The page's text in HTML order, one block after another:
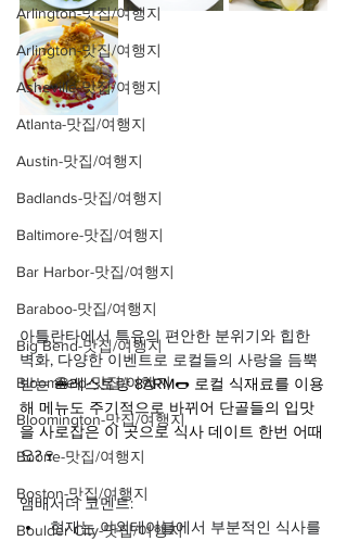
Arlington-맛집/여행지
Arlington-맛집/여행지
Asheville-맛집/여행지
Atlanta-맛집/여행지
Austin-맛집/여행지
Badlands-맛집/여행지
Baltimore-맛집/여행지
Bar Harbor-맛집/여행지
Baraboo-맛집/여행지
Big Bend-맛집/여행지
Bloomfield-맛집/여행지
Bloomington-맛집/여행지
Boone-맛집/여행지
Boston-맛집/여행지
Boulder City-맛집/여행지
아틀란타에서 특유의 편안한 분위기와 힙한
벽화, 다양한 이벤트로 로컬들의 사랑을 듬뿍
받는 🍔레스토랑 8ARM🌭 로컬 식재료를 이용
해 메뉴도 주기적으로 바뀌어 단골들의 입맛
을 사로잡은 이 곳으로 식사 데이트 한번 어때
요?🍷
앰배서더 코멘트:
현재는 야외테이블에서 부분적인 식사를